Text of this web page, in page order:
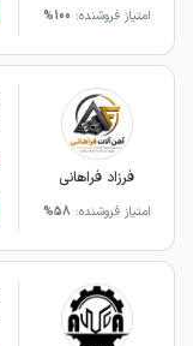
امتیاز فروشنده: 100%
فرزاد فراهانی
امتیاز فروشنده: 58%